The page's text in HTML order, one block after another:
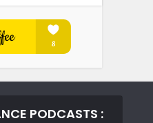
PODCASTS :